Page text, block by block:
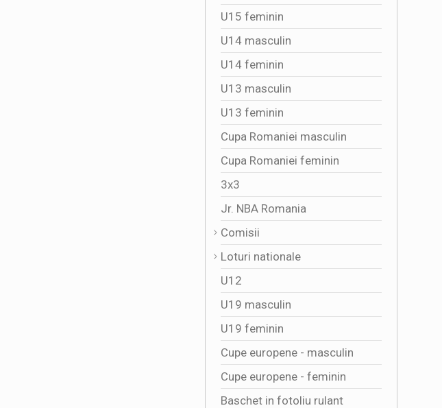
U15 feminin
U14 masculin
U14 feminin
U13 masculin
U13 feminin
Cupa Romaniei masculin
Cupa Romaniei feminin
3x3
Jr. NBA Romania
Comisii
Loturi nationale
U12
U19 masculin
U19 feminin
Cupe europene - masculin
Cupe europene - feminin
Baschet in fotoliu rulant